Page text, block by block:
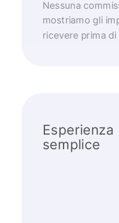
Nessuna
mostriamo gli
ricevere prima
Esperienza
semplice